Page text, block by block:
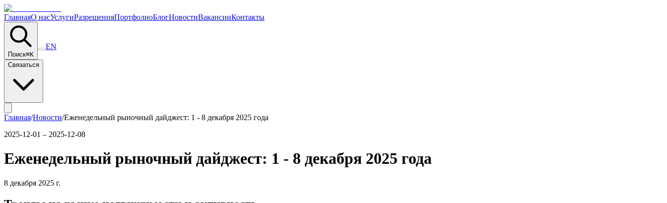
ГлавнаяО насУслугиРазрешенияПортфолиоБлогНовостиВакансииКонтакты
Поиск⌘K
EN
Связаться
Главная/Новости/Еженедельный рыночный дайджест: 1 - 8 декабря 2025 года
2025-12-01 – 2025-12-08
Еженедельный рыночный дайджест: 1 - 8 декабря 2025 года
8 декабря 2025 г.